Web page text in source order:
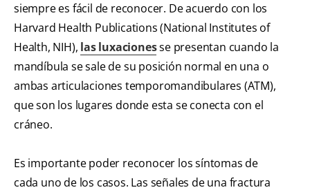
siempre es fácil de reconocer. De acuerdo con los
Harvard Health Publications (National Institutes of
Health, NIH), las luxacionesse presentan cuando la
mandíbula se sale de su posición normal en una o
ambas articulaciones temporomandibulares (ATM),
que son los lugares donde esta se conecta con el
cráneo.
Es importante poder reconocer los síntomas de
cada uno de los casos. Las señales de una fractura